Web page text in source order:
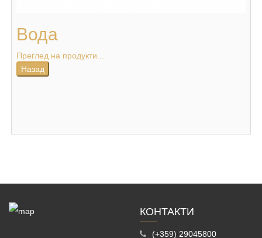
Вода
Преглед на продукти...
КОНТАКТИ
(+359) 29045800